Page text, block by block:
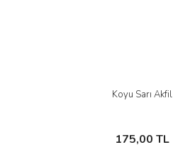
Koyu Sarı Akfil
175,00 TL
İncele
Sepete Ekle